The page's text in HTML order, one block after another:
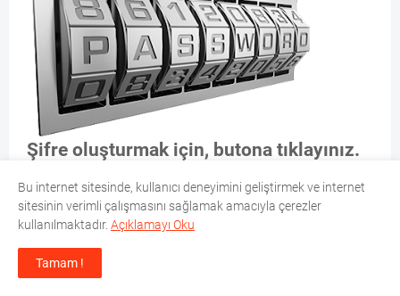
Şifre oluşturmak için, butona tıklayınız.
Bu internet sitesinde, kullanıcı deneyimini geliştirmek ve internet
sitesinin verimli çalışmasını sağlamak amacıyla çerezler
kullanılmaktadır. Açıklamayı Oku
Tamam !